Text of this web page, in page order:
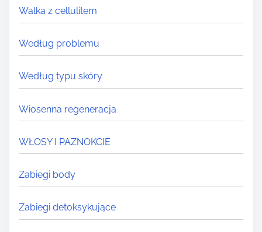
Walka z cellulitem
Według problemu
Według typu skóry
Wiosenna regeneracja
WŁOSY I PAZNOKCIE
Zabiegi body
Zabiegi detoksykujące